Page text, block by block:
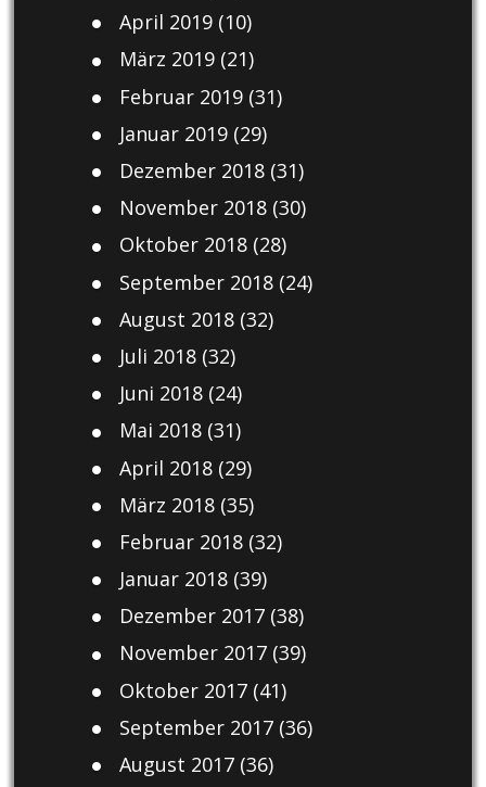
April 2019(10)
März 2019(21)
Februar 2019(31)
Januar 2019(29)
Dezember 2018(31)
November 2018(30)
Oktober 2018(28)
September 2018(24)
August 2018(32)
Juli 2018(32)
Juni 2018(24)
Mai 2018(31)
April 2018(29)
März 2018(35)
Februar 2018(32)
Januar 2018(39)
Dezember 2017(38)
November 2017(39)
Oktober 2017(41)
September 2017(36)
August 2017(36)